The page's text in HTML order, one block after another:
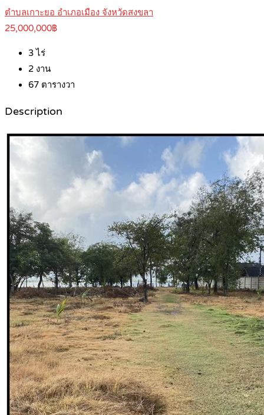
ตำบลเกาะยอ อำเภอเมือง จังหวัดสงขลา
25,000,000฿
3ไร่
2 งาน
67 ตารางวา
Description